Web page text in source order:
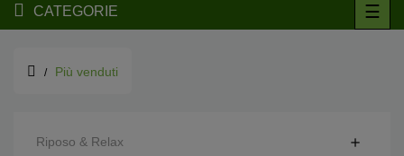
CATEGORIE ☰
Più venduti
Riposo & Relax 